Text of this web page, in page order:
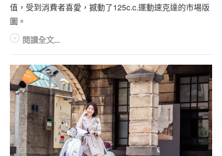
值，受到消費者喜愛，撼動了125c.c.運動速克達的市場版
圖。
閱讀全文...